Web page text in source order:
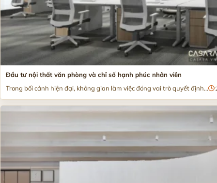
Đầu tư nội thất văn phòng và chỉ số hạnh phúc nhân viên
Trong bối cảnh hiện đại, không gian làm việc đóng vai trò quyết định...